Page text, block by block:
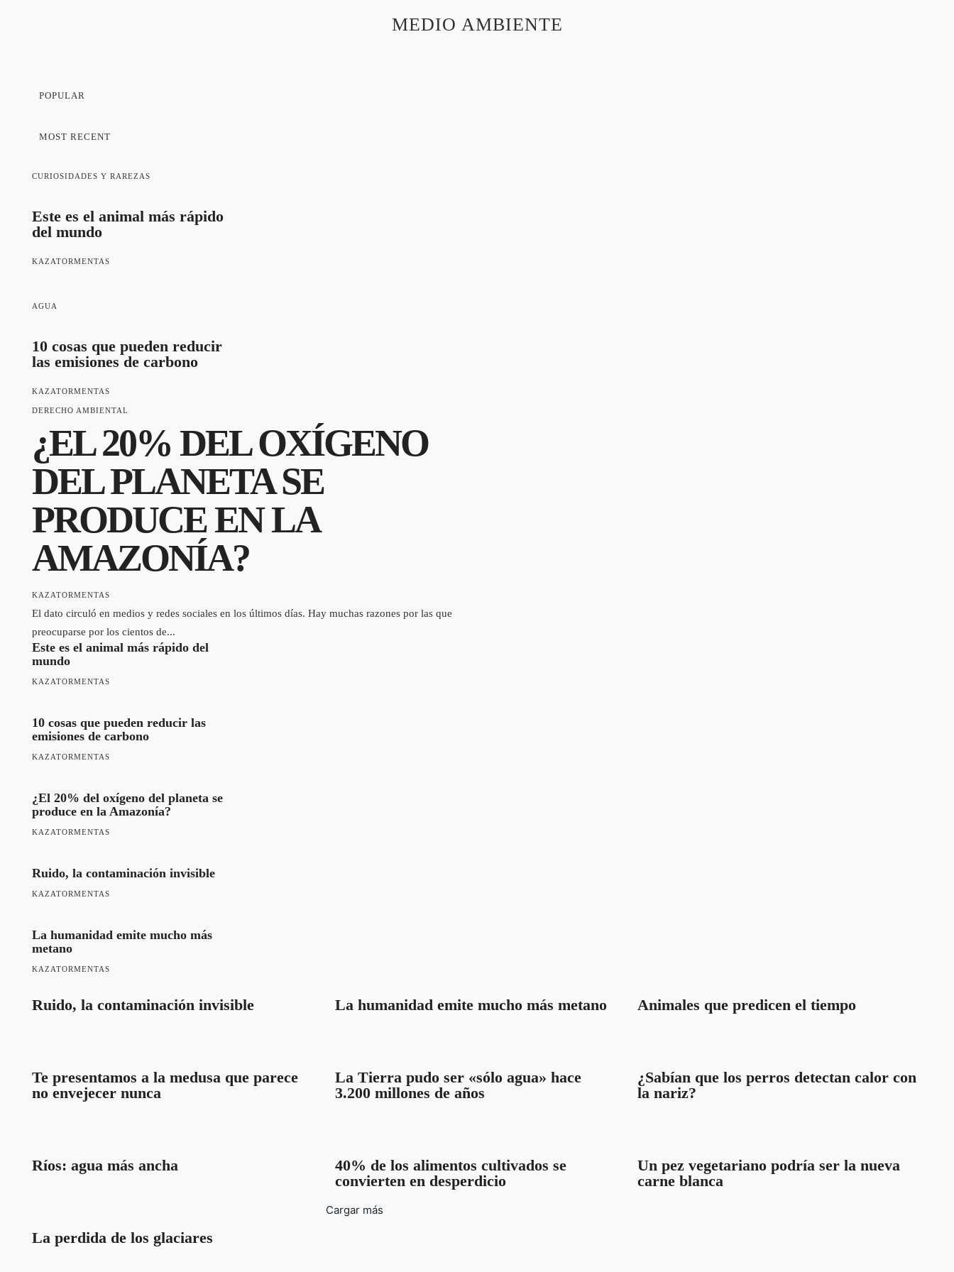
MEDIO AMBIENTE
POPULAR
MOST RECENT
CURIOSIDADES Y RAREZAS
Este es el animal más rápido
del mundo
KAZATORMENTAS
AGUA
10 cosas que pueden reducir
las emisiones de carbono
KAZATORMENTAS
DERECHO AMBIENTAL
¿EL 20% DEL OXÍGENO
DEL PLANETA SE
PRODUCE EN LA
AMAZONÍA?
KAZATORMENTAS
El dato circuló en medios y redes sociales en los últimos días. Hay muchas razones por las que
preocuparse por los cientos de...
Este es el animal más rápido del
mundo
KAZATORMENTAS
10 cosas que pueden reducir las
emisiones de carbono
KAZATORMENTAS
¿El 20% del oxígeno del planeta se
produce en la Amazonía?
KAZATORMENTAS
Ruido, la contaminación invisible
KAZATORMENTAS
La humanidad emite mucho más
metano
KAZATORMENTAS
Ruido, la contaminación invisible La humanidad emite mucho más metano Animales que predicen el tiempo
Te presentamos a la medusa que parece
no envejecer nunca
La Tierra pudo ser «sólo agua» hace
3.200 millones de años
¿Sabían que los perros detectan calor con
la nariz?
Ríos: agua más ancha
40% de los alimentos cultivados se
convierten en desperdicio
Un pez vegetariano podría ser la nueva
carne blanca
La perdida de los glaciares
Cargar más